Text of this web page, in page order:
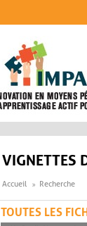
VIGNETTES
Accueil Recherche
TOUTES LES